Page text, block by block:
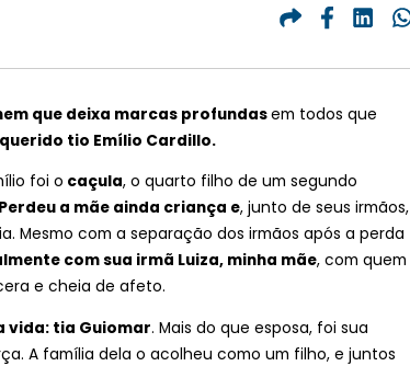
que deixa marcas profundasem todos que
tio Emílio Cardillo.
foi o caçula, o quarto filho de um segundo
Perdeu a mãe ainda criança e, junto de seus irmãos,
Mesmo com a separação dos irmãos após a perda
com sua irmã Luiza, minha mãe, com quem
e cheia de afeto.
vida: tia Guiomar. Mais do que esposa, foi sua
A família dela o acolheu como um filho, e juntos